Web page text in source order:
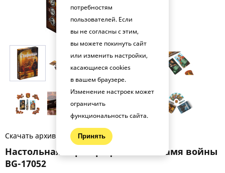
Скачать архив фото (.zip)
Настольная игра Орифламма. Пламя войны
BG-17052
потребностям
пользователей. Если
вы не согласны с этим,
вы можете покинуть сайт
или изменить настройки,
касающиеся cookies
в вашем браузере.
Изменение настроек может
ограничить
функциональность сайта.
Принять